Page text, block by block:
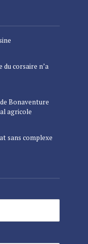
du corsaire n’a
Bonaventure
agricole
sans complexe